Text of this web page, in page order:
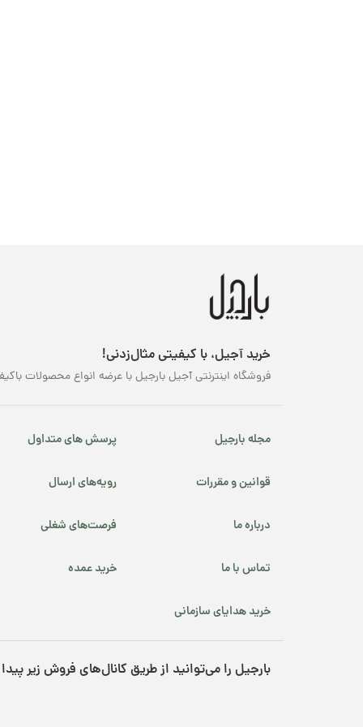
خرید آجیل، با کیفیتی مثال‌زدنی!
فروشگاه اینترنتی آجیل بارجیل با عرضه انواع محصولات
مجله بارجیل پرسش های متداول
قوانین و مقررات رویه‌های ارسال
درباره ما فرصت‌های شغلی
تماس با ما خرید عمده
خرید هدایای سازمانی
بارجیل را می‌توانید از طریق کانال‌های فروش زیر